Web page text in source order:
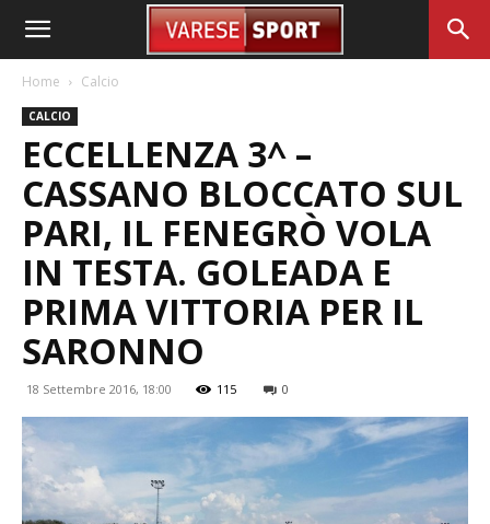
Home Calcio
CALCIO
ECCELLENZA 3^ –
CASSANO BLOCCATO SUL
PARI, IL FENEGRÒ VOLA
IN TESTA. GOLEADA E
PRIMA VITTORIA PER IL
SARONNO
18 Settembre 2016, 18:00 115 0